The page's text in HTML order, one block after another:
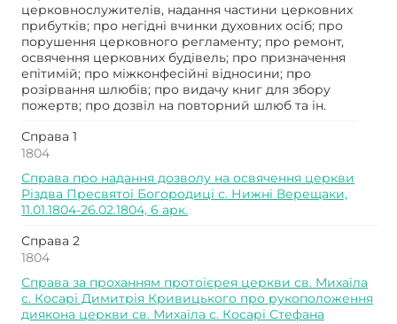
церковнослужителів, надання частини церковних
прибутків; про негідні вчинки духовних осіб; про
порушення церковного регламенту; про ремонт,
освячення церковних будівель; про призначення
епітимій; про міжконфесійні відносини; про
розірвання шлюбів; про видачу книг для збору
пожертв; про дозвіл на повторний шлюб та ін.
Справа 1
1804
Справа про надання дозволу на освячення церкви
Різдва Пресвятої Богородиці с. Нижні Верещаки,
11.01.1804-26.02.1804, 6 арк.
Справа 2
1804
Справа за проханням протоієрея церкви св. Михаїла
с. Косарі Димитрія Кривицького про рукоположення
диякона церкви св. Михаїла с. Косарі Стефана